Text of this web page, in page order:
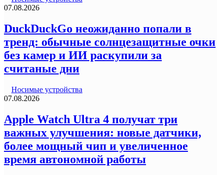
07.08.2026
DuckDuckGo неожиданно попали в
тренд: обычные солнцезащитные очки
без камер и ИИ раскупили за
считаные дни
Носимые устройства
07.08.2026
Apple Watch Ultra 4 получат три
важных улучшения: новые датчики,
более мощный чип и увеличенное
время автономной работы